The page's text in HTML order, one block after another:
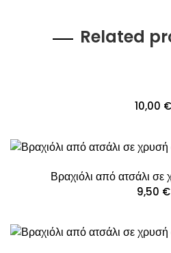
Related
10,00 €
Βραχιόλι από ατσάλι
9,50 €